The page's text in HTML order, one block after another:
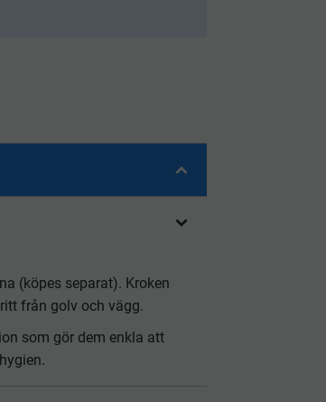
(köpes separat). Kroken
från golv och vägg.
som gör dem enkla att